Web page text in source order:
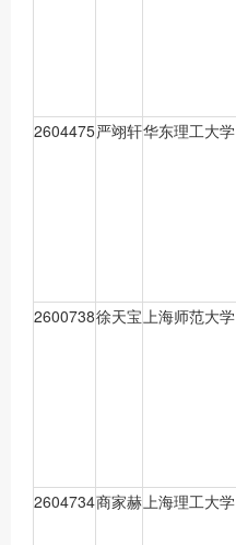
2604475严翊轩华东理工大学
2600738徐天宝 上海师范大学
2604734商家赫 上海理工大学